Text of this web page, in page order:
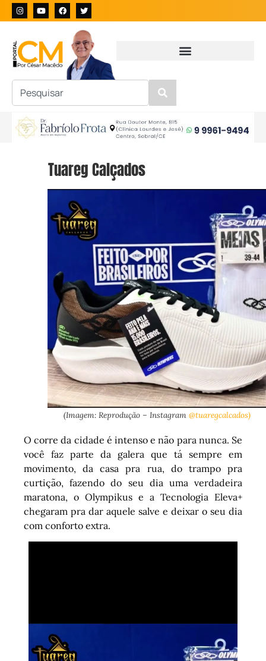
Tuareg Calçados
(Imagem: Reprodução – Instagram @tuaregcalcados)
O corre da cidade é intenso e não para nunca. Se
você faz parte da galera que tá sempre em
movimento, da casa pra rua, do trampo pra
curtição, fazendo do seu dia uma verdadeira
maratona, o Olympikus e a Tecnologia Eleva+
chegaram pra dar aquele salve e deixar o seu dia
com conforto extra.